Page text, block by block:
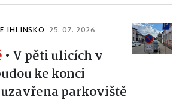
IHLINSKO 25. 07. 2026
• V pěti ulicích v
ke konci
parkoviště